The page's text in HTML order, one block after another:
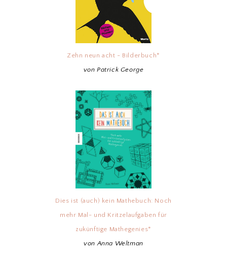
Zehn neun acht - Bilderbuch*
von Patrick George
Dies ist (auch) kein Mathebuch: Noch
mehr Mal- und Kritzelaufgaben für
zukünftige Mathegenies*
von Anna Weltman